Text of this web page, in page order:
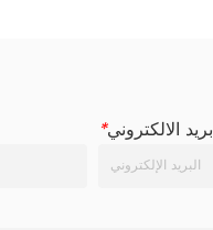
*بريد الالكتروني